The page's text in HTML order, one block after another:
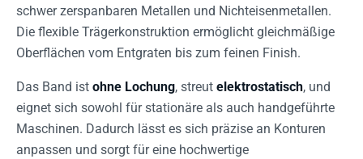
schwer zerspanbaren Metallen und Nichteisenmetallen.
Die flexible Trägerkonstruktion ermöglicht gleichmäßige
Oberflächen vom Entgraten bis zum feinen Finish.
Das Band ist ohne Lochung, streut elektrostatisch, und
eignet sich sowohl für stationäre als auch handgeführte
Maschinen. Dadurch lässt es sich präzise an Konturen
anpassen und sorgt für eine hochwertige